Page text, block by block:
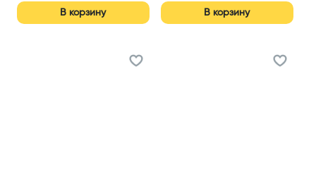
В корзину В корзину